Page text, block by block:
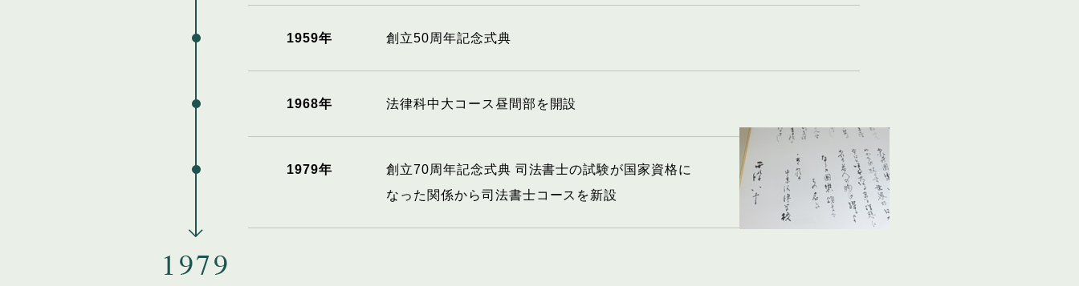
1959年 創立50周年記念式典
1968年 法律科中大コース昼間部を開設
1979年 創立70周年記念式典 司法書士の試験が国家資格に
なった関係から司法書士コースを新設